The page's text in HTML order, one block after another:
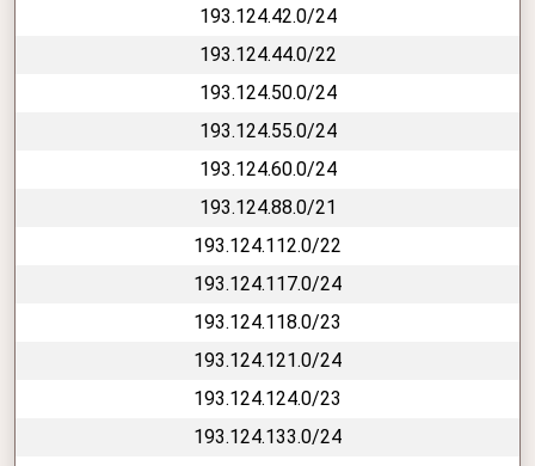
193.124.42.0/24
193.124.44.0/22
193.124.50.0/24
193.124.55.0/24
193.124.60.0/24
193.124.88.0/21
193.124.112.0/22
193.124.117.0/24
193.124.118.0/23
193.124.121.0/24
193.124.124.0/23
193.124.133.0/24